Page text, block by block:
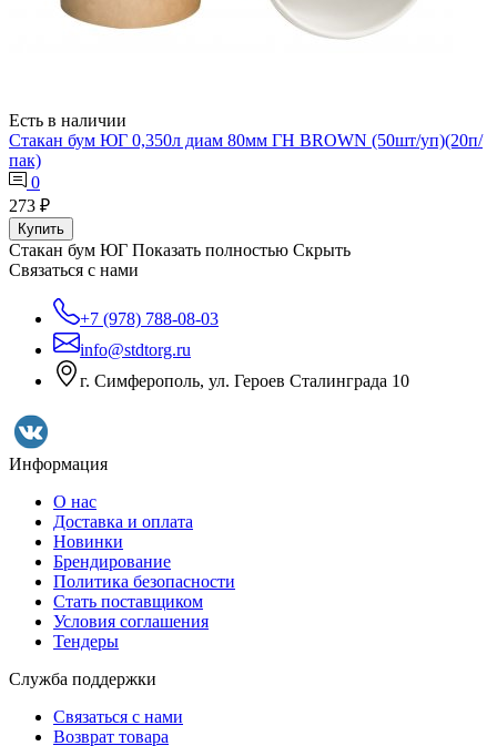
Есть в наличии
Стакан бум ЮГ 0,350л диам 80мм ГН BROWN (50шт/уп)(20п/
пак)
0
273 ₽
Купить
Стакан бум ЮГ Показать полностью Скрыть
Связаться с нами
+7 (978) 788-08-03
info@stdtorg.ru
г. Симферополь, ул. Героев Сталинграда 10
Информация
О нас
Доставка и оплата
Новинки
Брендирование
Политика безопасности
Стать поставщиком
Условия соглашения
Тендеры
Служба поддержки
Связаться с нами
Возврат товара